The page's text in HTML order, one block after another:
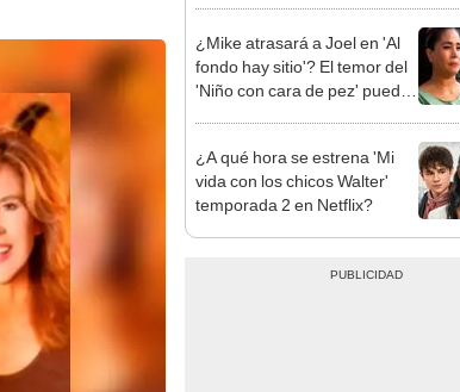
¿Mike atrasará a Joel en 'Al
fondo hay sitio'? El temor del
'Niño con cara de pez' puede
¿A qué hora se estrena 'Mi
vida con los chicos Walter'
temporada 2 en Netflix?